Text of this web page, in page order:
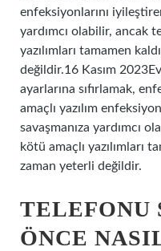
enfeksiyonlarını
yardımcı olabilir, ancak
yazılımları tamamen
değildir.16 Kasım
ayarlarına sıfırlamak,
amaçlı yazılım
savaşmanıza yardımcı
kötü amaçlı yazılımları
zaman yeterli değildir.
TELEFONU
ÖNCE